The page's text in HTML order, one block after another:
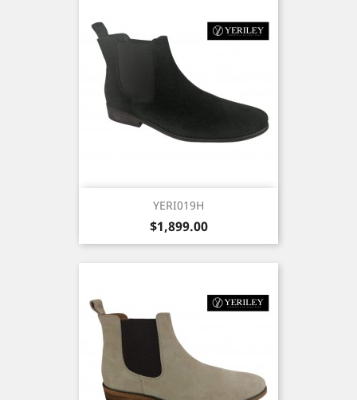
YERI019H
Precio
$1,899.00